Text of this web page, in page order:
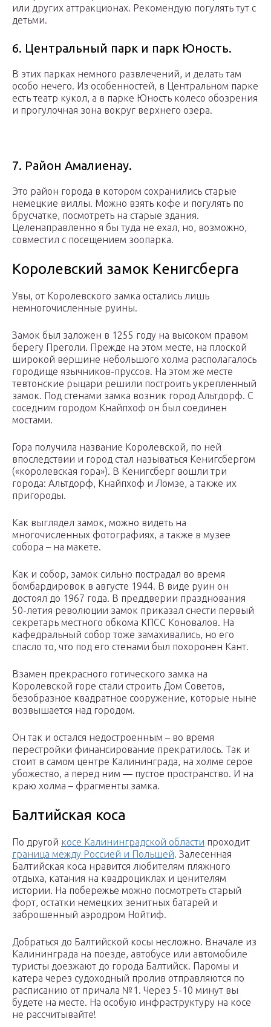
или других аттракционах. Рекомендую погулять тут с
детьми.
6. Центральный парк и парк Юность.
В этих парках немного развлечений, и делать там
особо нечего. Из особенностей, в Центральном парке
есть театр кукол, а в парке Юность колесо обозрения
и прогулочная зона вокруг верхнего озера.
7. Район Амалиенау.
Это район города в котором сохранились старые
немецкие виллы. Можно взять кофе и погулять по
брусчатке, посмотреть на старые здания.
Целенаправленно я бы туда не ехал, но, возможно,
совместил с посещением зоопарка.
Королевский замок Кенигсберга
Увы, от Королевского замка остались лишь
немногочисленные руины.
Замок был заложен в 1255 году на высоком правом
берегу Преголи. Прежде на этом месте, на плоской
широкой вершине небольшого холма располагалось
городище язычников-пруссов. На этом же месте
тевтонские рыцари решили построить укрепленный
замок. Под стенами замка возник город Альтдорф. С
соседним городом Кнайпхоф он был соединен
мостами.
Гора получила название Королевской, по ней
впоследствии и город стал называться Кенигсбергом
(«королевская гора»). В Кенигсберг вошли три
города: Альтдорф, Кнайпхоф и Ломзе, а также их
пригороды.
Как выглядел замок, можно видеть на
многочисленных фотографиях, а также в музее
собора – на макете.
Как и собор, замок сильно пострадал во время
бомбардировок в августе 1944. В виде руин он
достоял до 1967 года. В преддверии празднования
50-летия революции замок приказал снести первый
секретарь местного обкома КПСС Коновалов. На
кафедральный собор тоже замахивались, но его
спасло то, что под его стенами был похоронен Кант.
Взамен прекрасного готического замка на
Королевской горе стали строить Дом Советов,
безобразное квадратное сооружение, которые ныне
возвышается над городом.
Он так и остался недостроенным – во время
перестройки финансирование прекратилось. Так и
стоит в самом центре Калининграда, на холме серое
убожество, а перед ним — пустое пространство. И на
краю холма – фрагменты замка.
Балтийская коса
По другой косе Калининградской области проходит
граница между Россией и Польшей. Залесенная
Балтийская коса нравится любителям пляжного
отдыха, катания на квадроциклах и ценителям
истории. На побережье можно посмотреть старый
форт, остатки немецких зенитных батарей и
заброшенный аэродром Нойтиф.
Добраться до Балтийской косы несложно. Вначале из
Калининграда на поезде, автобусе или автомобиле
туристы доезжают до города Балтийск. Паромы и
катера через судоходный пролив отправляются по
расписанию от причала №1. Через 5-10 минут вы
будете на месте. На особую инфраструктуру на косе
не рассчитывайте!